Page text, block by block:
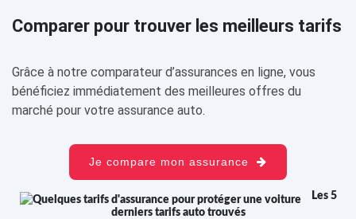
Comparer pour trouver les meilleurs tarifs
Grâce à notre comparateur d’assurances en ligne, vous
bénéficiez immédiatement des meilleures offres du
marché pour votre assurance auto.
Je compare mon assurance
Les 5
derniers tarifs auto trouvés